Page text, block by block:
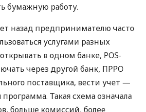
бумажную работу.
назад предпринимателю часто
услугами разных
в одном банке, POS-
через другой банк, ПРРО
поставщика, вести учет —
Такая схема означала
больше комиссий, более